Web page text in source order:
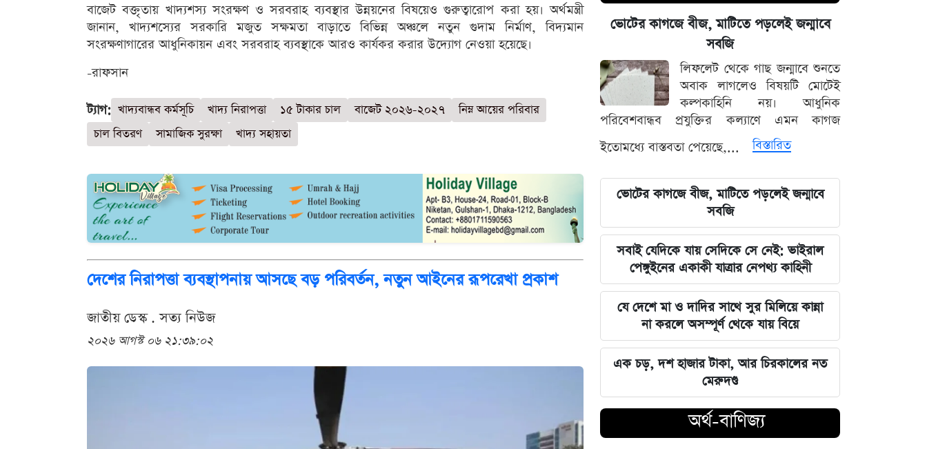
বাজেট বক্তৃতায় খাদ্যশস্য সংরক্ষণ ও সরবরাহ ব্যবস্থার উন্নয়নের বিষয়েও গুরুত্বারোপ করা হয়। অর্থমন্ত্রী
জানান, খাদ্যশস্যের সরকারি মজুত সক্ষমতা বাড়াতে বিভিন্ন অঞ্চলে নতুন গুদাম নির্মাণ, বিদ্যমান
সংরক্ষণাগারের আধুনিকায়ন এবং সরবরাহ ব্যবস্থাকে আরও কার্যকর করার উদ্যোগ নেওয়া হয়েছে।
-রাফসান
ট্যাগ: খাদ্যবান্ধব কর্মসূচি খাদ্য নিরাপত্তা ১৫ টাকার চাল বাজেট ২০২৬-২০২৭
নিম্ন আয়ের পরিবার
চাল বিতরণ
সামাজিক সুরক্ষা খাদ্য সহায়তা
দেশের নিরাপত্তা ব্যবস্থাপনায় আসছে বড় পরিবর্তন, নতুন আইনের রূপরেখা প্রকাশ
জাতীয় ডেস্ক . সত্য নিউজ
২০২৬ আগস্ট ০৬ ২১:৩৯:০২
বিশ্ববাজারের পথ ধরে দেশীয় বাজারেও
স্বর্ণের অস্বাভাবিক মূল্যবৃদ্ধি
গ্যাস ও বিদ্যুৎ সংকট মোকাবিলায় নতুন
আশার খবর দিলেন জ্বালানিমন্ত্রী
নদীদূষণ দূর করতে না পারলে ভবিষ্যৎ
প্রজন্মের কাছে জবাব দিতে হবে: প্রধানমন্ত্রী
ফ্যাসিবাদবিরোধী সব শক্তির জাতীয় ঐক্য
বজায় রাখা এখন সময়ের দাবি: মাহদী
আমিন
ইতিহাসের মালিকানা কারও একার নয়, ৫
আগস্টের বিজয় সাধারণ মানুষের: সাইদুর
রহমান লিটল
দেবিদ্বার ম্যানেজিং কমিটির সভাপতি
নির্বাচিত মিজানুর রহমান মাস্টার
জুলাইয়ের চেতনাকে হৃদয়ে ধারণ করতে
হবে, যেন তা হারিয়ে না যায়: ভারপ্রাপ্ত
রাষ্ট্রপতি
ভোটের কাগজে বীজ, মাটিতে পড়লেই জন্মাবে
সবজি
লিফলেট থেকে গাছ জন্মাবে শুনতে
অবাক লাগলেও বিষয়টি মোটেই
কল্পকাহিনি নয়। আধুনিক
পরিবেশবান্ধব প্রযুক্তির কল্যাণে এমন কাগজ
ইতোমধ্যে বাস্তবতা পেয়েছে,...
বিস্তারিত
ভোটের কাগজে বীজ, মাটিতে পড়লেই জন্মাবে
সবজি
সবাই যেদিকে যায় সেদিকে সে নেই: ভাইরাল
পেঙ্গুইনের একাকী যাত্রার নেপথ্য কাহিনী
যে দেশে মা ও দাদির সাথে সুর মিলিয়ে কান্না
না করলে অসম্পূর্ণ থেকে যায় বিয়ে
এক চড়, দশ হাজার টাকা, আর চিরকালের নত
মেরুদণ্ড
অর্থ-বাণিজ্য